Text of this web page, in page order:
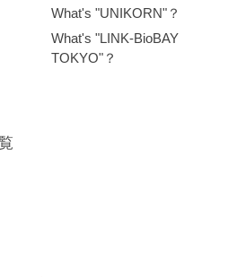
What's "UNIKORN"？
What's "LINK-BioBAY
TOKYO"？